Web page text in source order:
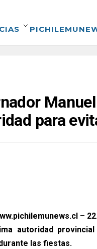
para
–
autoridad
las fiestas.